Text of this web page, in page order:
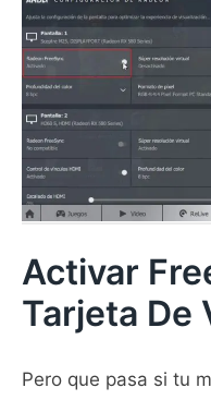
Activar
Tarjeta De
Pero que pasa si tu